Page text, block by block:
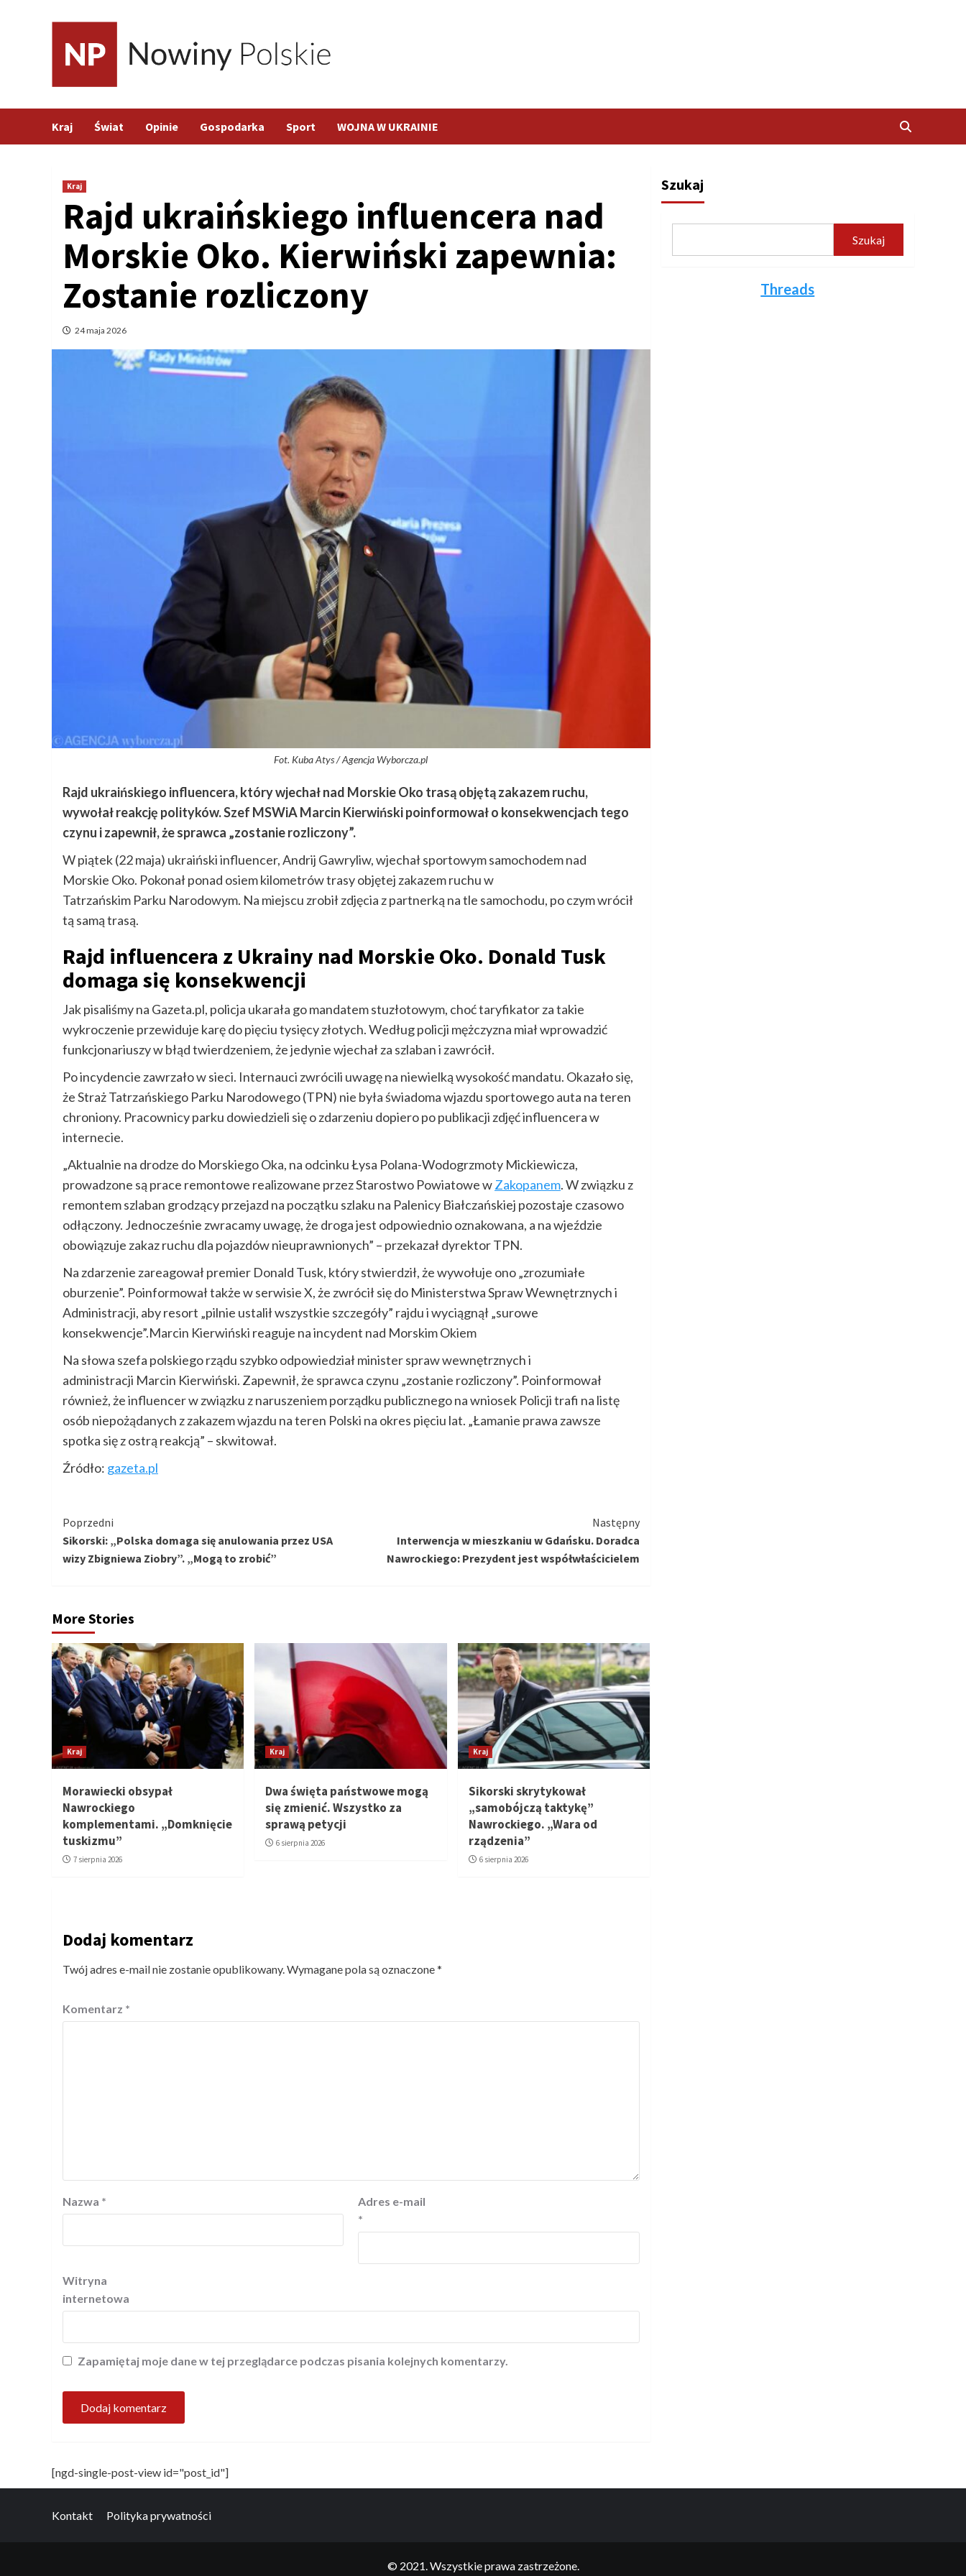
Kraj Świat Opinie Gospodarka Sport WOJNA W UKRAINIE
Kraj
Rajd ukraińskiego influencera nad
Morskie Oko. Kierwiński zapewnia:
Zostanie rozliczony
24 maja 2026
Fot. Kuba Atys / Agencja Wyborcza.pl
Rajd ukraińskiego influencera, który wjechał nad Morskie Oko trasą objętą zakazem ruchu,
wywołał reakcję polityków. Szef MSWiA Marcin Kierwiński poinformował o konsekwencjach tego
czynu i zapewnił, że sprawca „zostanie rozliczony”.
W piątek (22 maja) ukraiński influencer, Andrij Gawryliw, wjechał sportowym samochodem nad
Morskie Oko. Pokonał ponad osiem kilometrów trasy objętej zakazem ruchu w
Tatrzańskim Parku Narodowym. Na miejscu zrobił zdjęcia z partnerką na tle samochodu, po czym wrócił
tą samą trasą.
Rajd influencera z Ukrainy nad Morskie Oko. Donald Tusk
domaga się konsekwencji
Jak pisaliśmy na Gazeta.pl, policja ukarała go mandatem stuzłotowym, choć taryfikator za takie
wykroczenie przewiduje karę do pięciu tysięcy złotych. Według policji mężczyzna miał wprowadzić
funkcjonariuszy w błąd twierdzeniem, że jedynie wjechał za szlaban i zawrócił.
Po incydencie zawrzało w sieci. Internauci zwrócili uwagę na niewielką wysokość mandatu. Okazało się,
że Straż Tatrzańskiego Parku Narodowego (TPN) nie była świadoma wjazdu sportowego auta na teren
chroniony. Pracownicy parku dowiedzieli się o zdarzeniu dopiero po publikacji zdjęć influencera w
internecie.
„Aktualnie na drodze do Morskiego Oka, na odcinku Łysa Polana-Wodogrzmoty Mickiewicza,
prowadzone są prace remontowe realizowane przez Starostwo Powiatowe wZakopanem. W związku z
remontem szlaban grodzący przejazd na początku szlaku na Palenicy Białczańskiej pozostaje czasowo
odłączony. Jednocześnie zwracamy uwagę, że droga jest odpowiednio oznakowana, a na wjeździe
obowiązuje zakaz ruchu dla pojazdów nieuprawnionych” – przekazał dyrektor TPN.
Na zdarzenie zareagował premier Donald Tusk, który stwierdził, że wywołuje ono „zrozumiałe
oburzenie”. Poinformował także w serwisie X, że zwrócił się do Ministerstwa Spraw Wewnętrznych i
Administracji, aby resort „pilnie ustalił wszystkie szczegóły” rajdu i wyciągnął „surowe
konsekwencje”.Marcin Kierwiński reaguje na incydent nad Morskim Okiem
Na słowa szefa polskiego rządu szybko odpowiedział minister spraw wewnętrznych i
administracji Marcin Kierwiński. Zapewnił, że sprawca czynu „zostanie rozliczony”. Poinformował
również, że influencer w związku z naruszeniem porządku publicznego na wniosek Policji trafi na listę
osób niepożądanych z zakazem wjazdu na teren Polski na okres pięciu lat. „Łamanie prawa zawsze
spotka się z ostrą reakcją” – skwitował.
Źródło: gazeta.pl
Kontynuuj
czytanie
Poprzedni
Sikorski: „Polska domaga się anulowania przez USA
wizy Zbigniewa Ziobry”. „Mogą to zrobić”
Następny
Interwencja w mieszkaniu w Gdańsku. Doradca
Nawrockiego: Prezydent jest współwłaścicielem
More Stories
Kraj
Morawiecki obsypał
Nawrockiego
komplementami. „Domknięcie
tuskizmu”
7 sierpnia 2026
Kraj
Dwa święta państwowe mogą
się zmienić. Wszystko za
sprawą petycji
6 sierpnia 2026
Kraj
Sikorski skrytykował
„samobójczą taktykę”
Nawrockiego. „Wara od
rządzenia”
6 sierpnia 2026
Dodaj komentarz
Twój adres e-mail nie zostanie opublikowany.Wymagane pola są oznaczone*
Komentarz *
Nazwa *
Adres e-mail
*
Witryna
internetowa
Zapamiętaj moje dane w tej przeglądarce podczas pisania kolejnych komentarzy.
[ngd-single-post-view id="post_id"]
Szukaj
Szukaj
Threads
Kontakt Polityka prywatności
© 2021. Wszystkie prawa zastrzeżone.